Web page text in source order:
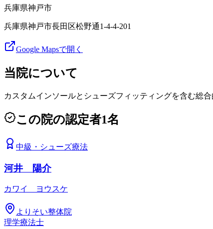
兵庫県神戸市
兵庫県神戸市長田区松野通1-4-4-201
Google Mapsで開く
当院について
カスタムインソールとシューズフィッティングを含む総
この院の認定者1名
中級 ・ シューズ療法
河井 陽介
カワイ ヨウスケ
よりそい整体院
理学療法士